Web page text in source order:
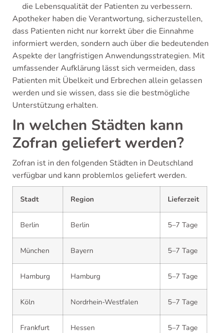
die Lebensqualität der Patienten zu verbessern.
Apotheker haben die Verantwortung, sicherzustellen,
dass Patienten nicht nur korrekt über die Einnahme
informiert werden, sondern auch über die bedeutenden
Aspekte der langfristigen Anwendungsstrategien. Mit
umfassender Aufklärung lässt sich vermeiden, dass
Patienten mit Übelkeit und Erbrechen allein gelassen
werden und sie wissen, dass sie die bestmögliche
Unterstützung erhalten.
In welchen Städten kann
Zofran geliefert werden?
Zofran ist in den folgenden Städten in Deutschland
verfügbar und kann problemlos geliefert werden.
Stadt Region Lieferzeit
Berlin Berlin 5–7 Tage
München Bayern 5–7 Tage
Hamburg Hamburg 5–7 Tage
Köln Nordrhein-Westfalen 5–7 Tage
Frankfurt Hessen 5–7 Tage